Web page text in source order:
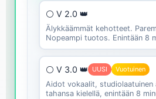
⚪ V 2.0 👑
Älykkäämmät kehotteet.
Nopeampi tuotos. Enintään 8
⚪ V 3.0 👑 UUSI Vuotuinen
Aidot vokaalit, studiolaatuinen
tahansa kielellä, enintään 8